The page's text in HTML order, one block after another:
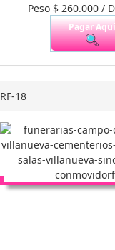
Peso $ 260.000 /
Pagar Aquí
RF-18